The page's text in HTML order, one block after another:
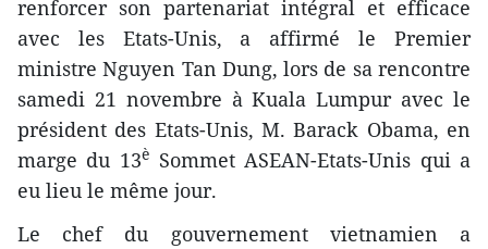
renforcer son partenariat intégral et efficace
avec les Etats-Unis, a affirmé le Premier
ministre​ Nguyen Tan Dung, lors de sa rencontre
samedi 21 novembre à Kuala Lumpur avec le
président ​des Etats-Unis, M. Barack Obama, en
marge du 13è Sommet ASEAN-Etats-Unis qui a
eu lieu le même jour.
Le chef du gouvernement vietnamien a